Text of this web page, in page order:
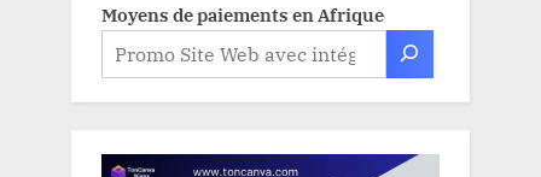
Moyens de paiements en Afrique